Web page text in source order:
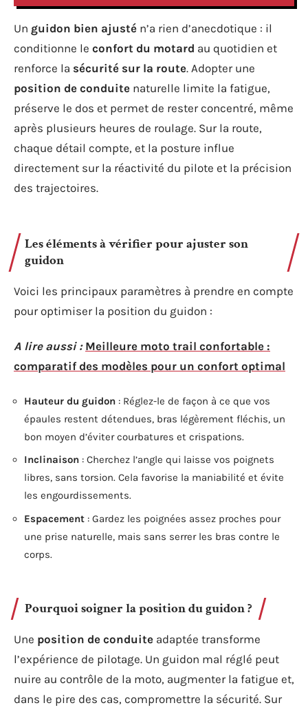
Un guidon bien ajusté n’a rien d’anecdotique : il
conditionne le confort du motard au quotidien et
renforce la sécurité sur la route. Adopter une
position de conduite naturelle limite la fatigue,
préserve le dos et permet de rester concentré, même
après plusieurs heures de roulage. Sur la route,
chaque détail compte, et la posture influe
directement sur la réactivité du pilote et la précision
des trajectoires.
Les éléments à vérifier pour ajuster son
guidon
Voici les principaux paramètres à prendre en compte
pour optimiser la position du guidon :
A lire aussi : Meilleure moto trail confortable :
comparatif des modèles pour un confort optimal
Hauteur du guidon : Réglez-le de façon à ce que vos
épaules restent détendues, bras légèrement fléchis, un
bon moyen d’éviter courbatures et crispations.
Inclinaison : Cherchez l’angle qui laisse vos poignets
libres, sans torsion. Cela favorise la maniabilité et évite
les engourdissements.
Espacement : Gardez les poignées assez proches pour
une prise naturelle, mais sans serrer les bras contre le
corps.
Pourquoi soigner la position du guidon ?
Une position de conduite adaptée transforme
l’expérience de pilotage. Un guidon mal réglé peut
nuire au contrôle de la moto, augmenter la fatigue et,
dans le pire des cas, compromettre la sécurité. Sur